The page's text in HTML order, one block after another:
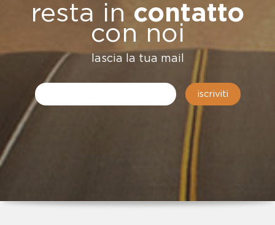
resta in contatto
con noi
lascia la tua mail
iscriviti